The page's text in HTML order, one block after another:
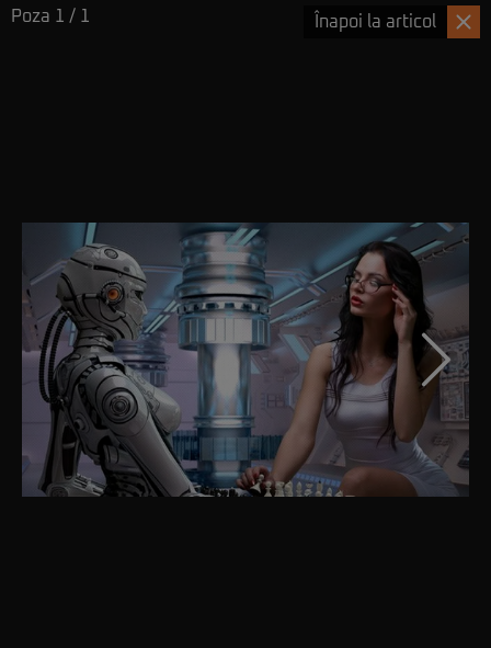
Poza 1 / 1 Înapoi la articol